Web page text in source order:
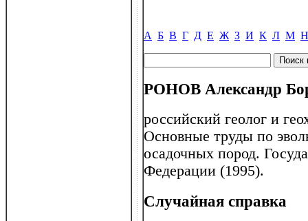
А Б В Г Д Е Ж З И К Л М Н
РОНОВ Александр
российский геолог и
Основные труды по
осадочных пород.
Федерации (1995).
Случайная справка